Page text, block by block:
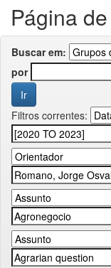
Página
Buscar em:
por
Filtros correntes: